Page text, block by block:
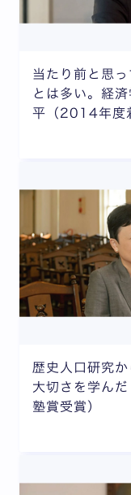
当たり前と思
とは多い。経
平（2014年度
歴史人口研究
大切さを学ん
塾賞受賞）